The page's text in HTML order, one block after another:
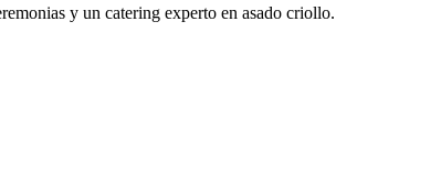
y un catering experto en asado criollo.